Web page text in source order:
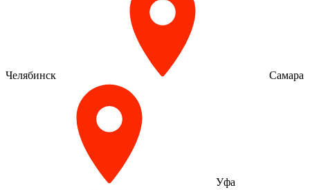
Челябинск Самара
Уфа